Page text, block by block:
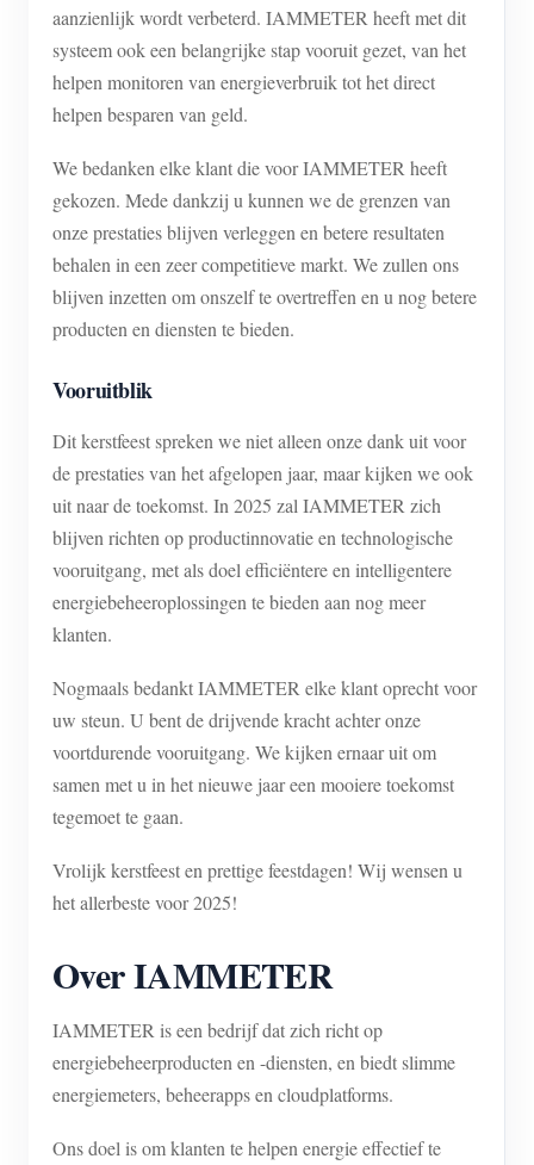
aanzienlijk wordt verbeterd. IAMMETER heeft met dit
systeem ook een belangrijke stap vooruit gezet, van het
helpen monitoren van energieverbruik tot het direct
helpen besparen van geld.
We bedanken elke klant die voor IAMMETER heeft
gekozen. Mede dankzij u kunnen we de grenzen van
onze prestaties blijven verleggen en betere resultaten
behalen in een zeer competitieve markt. We zullen ons
blijven inzetten om onszelf te overtreffen en u nog betere
producten en diensten te bieden.
Vooruitblik
Dit kerstfeest spreken we niet alleen onze dank uit voor
de prestaties van het afgelopen jaar, maar kijken we ook
uit naar de toekomst. In 2025 zal IAMMETER zich
blijven richten op productinnovatie en technologische
vooruitgang, met als doel efficiëntere en intelligentere
energiebeheeroplossingen te bieden aan nog meer
klanten.
Nogmaals bedankt IAMMETER elke klant oprecht voor
uw steun. U bent de drijvende kracht achter onze
voortdurende vooruitgang. We kijken ernaar uit om
samen met u in het nieuwe jaar een mooiere toekomst
tegemoet te gaan.
Vrolijk kerstfeest en prettige feestdagen! Wij wensen u
het allerbeste voor 2025!
Over IAMMETER
IAMMETER is een bedrijf dat zich richt op
energiebeheerproducten en -diensten, en biedt slimme
energiemeters, beheerapps en cloudplatforms.
Ons doel is om klanten te helpen energie effectief te